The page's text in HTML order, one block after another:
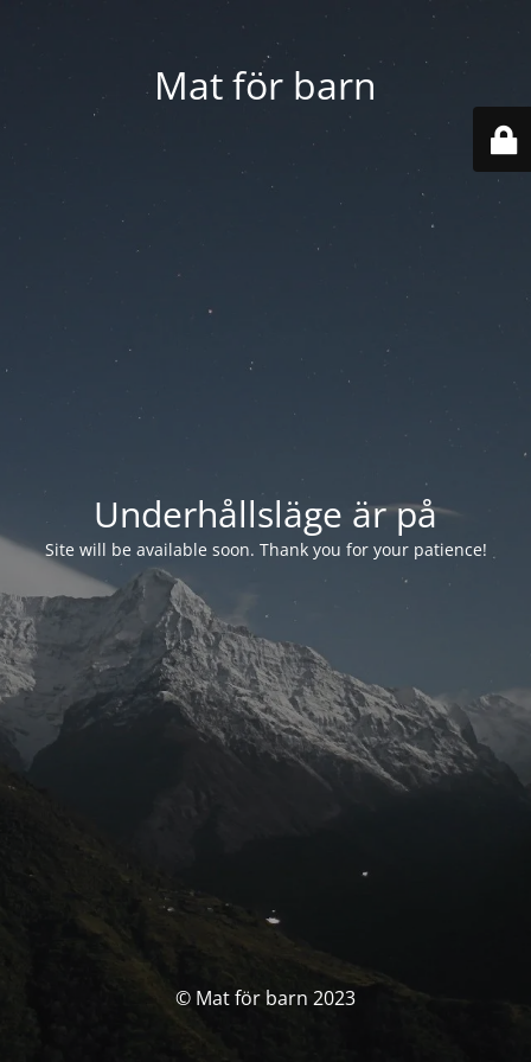
Mat för barn
Underhållsläge är på
Site will be available soon. Thank you for your patience!
© Mat för barn 2023